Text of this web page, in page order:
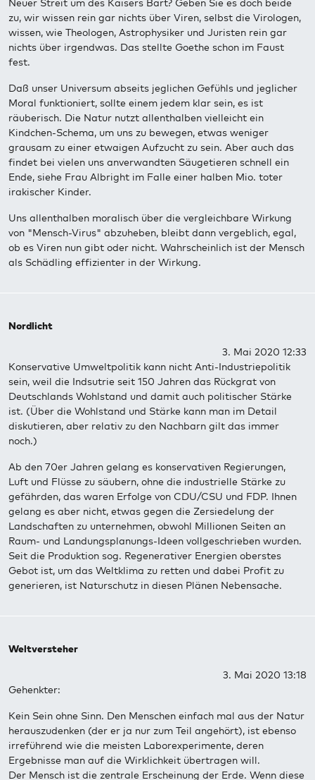
Neuer Streit um des Kaisers Bart? Geben Sie es doch beide
zu, wir wissen rein gar nichts über Viren, selbst die Virologen,
wissen, wie Theologen, Astrophysiker und Juristen rein gar
nichts über irgendwas. Das stellte Goethe schon im Faust
fest.
Daß unser Universum abseits jeglichen Gefühls und jeglicher
Moral funktioniert, sollte einem jedem klar sein, es ist
räuberisch. Die Natur nutzt allenthalben vielleicht ein
Kindchen-Schema, um uns zu bewegen, etwas weniger
grausam zu einer etwaigen Aufzucht zu sein. Aber auch das
findet bei vielen uns anverwandten Säugetieren schnell ein
Ende, siehe Frau Albright im Falle einer halben Mio. toter
irakischer Kinder.
Uns allenthalben moralisch über die vergleichbare Wirkung
von "Mensch-Virus" abzuheben, bleibt dann vergeblich, egal,
ob es Viren nun gibt oder nicht. Wahrscheinlich ist der Mensch
als Schädling effizienter in der Wirkung.
Nordlicht
3. Mai 2020 12:33
Konservative Umweltpolitik kann nicht Anti-Industriepolitik
sein, weil die Indsutrie seit 150 Jahren das Rückgrat von
Deutschlands Wohlstand und damit auch politischer Stärke
ist. (Über die Wohlstand und Stärke kann man im Detail
diskutieren, aber relativ zu den Nachbarn gilt das immer
noch.)
Ab den 70er Jahren gelang es konservativen Regierungen,
Luft und Flüsse zu säubern, ohne die industrielle Stärke zu
gefährden, das waren Erfolge von CDU/CSU und FDP. Ihnen
gelang es aber nicht, etwas gegen die Zersiedelung der
Landschaften zu unternehmen, obwohl Millionen Seiten an
Raum- und Landungsplanungs-Ideen vollgeschrieben wurden.
Seit die Produktion sog. Regenerativer Energien oberstes
Gebot ist, um das Weltklima zu retten und dabei Profit zu
generieren, ist Naturschutz in diesen Plänen Nebensache.
Weltversteher
3. Mai 2020 13:18
Gehenkter:
Kein Sein ohne Sinn. Den Menschen einfach mal aus der Natur
herauszudenken (der er ja nur zum Teil angehört), ist ebenso
irreführend wie die meisten Laborexperimente, deren
Ergebnisse man auf die Wirklichkeit übertragen will.
Der Mensch ist die zentrale Erscheinung der Erde. Wenn diese